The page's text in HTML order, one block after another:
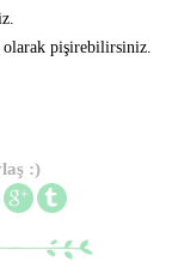
olarak pişirebilirsiniz.
:)